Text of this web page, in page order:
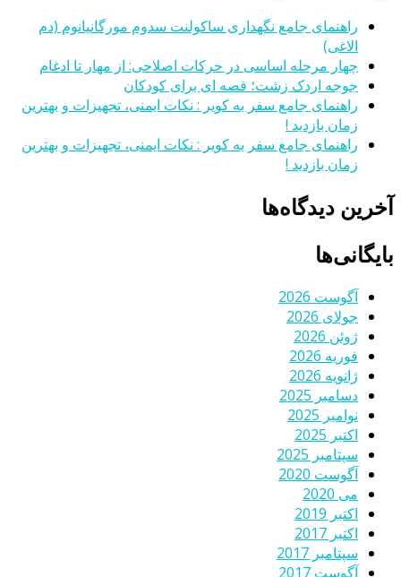
راهنمای جامع نگهداری ساکولنت سدوم مورگانیانوم (دم
الاغی)
چهار مرحله اساسی در حرکات اصلاحی: از مهار تا ادغام
جوجه اردک زشت؛ قصه ای برای کودکان
راهنمای جامع سفر به کویر : نکات ایمنی، تجهیزات و بهترین
زمان بازدید !
راهنمای جامع سفر به کویر : نکات ایمنی، تجهیزات و بهترین
زمان بازدید !
آخرین دیدگاه‌ها
بایگانی‌ها
آگوست 2026
جولای 2026
ژوئن 2026
فوریه 2026
ژانویه 2026
دسامبر 2025
نوامبر 2025
اکتبر 2025
سپتامبر 2025
آگوست 2020
می 2020
اکتبر 2019
اکتبر 2017
سپتامبر 2017
آگوست 2017